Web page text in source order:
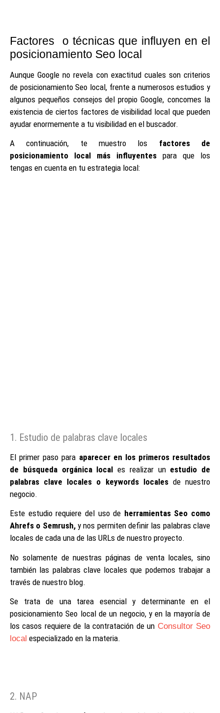
Factores o técnicas que influyen en el
posicionamiento Seo local
Aunque Google no revela con exactitud cuales son criterios
de posicionamiento Seo local, frente a numerosos estudios y
algunos pequeños consejos del propio Google, concomes la
existencia de ciertos factores de visibilidad local que pueden
ayudar enormemente a tu visibilidad en el buscador.
A continuación, te muestro los factores de
posicionamiento local más influyentes para que los
tengas en cuenta en tu estrategia local:
1. Estudio de palabras clave locales
El primer paso para aparecer en los primeros resultados
de búsqueda orgánica local es realizar un estudio de
palabras clave locales o keywords localesde nuestro
negocio.
Este estudio requiere del uso de herramientas Seo como
Ahrefs o Semrush,y nos permiten definir las palabras clave
locales de cada una de las URLs de nuestro proyecto.
No solamente de nuestras páginas de venta locales, sino
también las palabras clave locales que podemos trabajar a
través de nuestro blog.
Se trata de una tarea esencial y determinante en el
posicionamiento Seo local de un negocio, y en la mayoría de
los casos requiere de la contratación de un Consultor Seo
local especializado en la materia.
2. NAP